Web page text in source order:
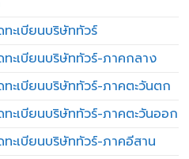
ะเบียนบริษัททัวร์
ะเบียนบริษัททัวร์-ภาคกลาง
ะเบียนบริษัททัวร์-ภาคตะวันตก
ะเบียนบริษัททัวร์-ภาคตะวันออก
ะเบียนบริษัททัวร์-ภาคอีสาน